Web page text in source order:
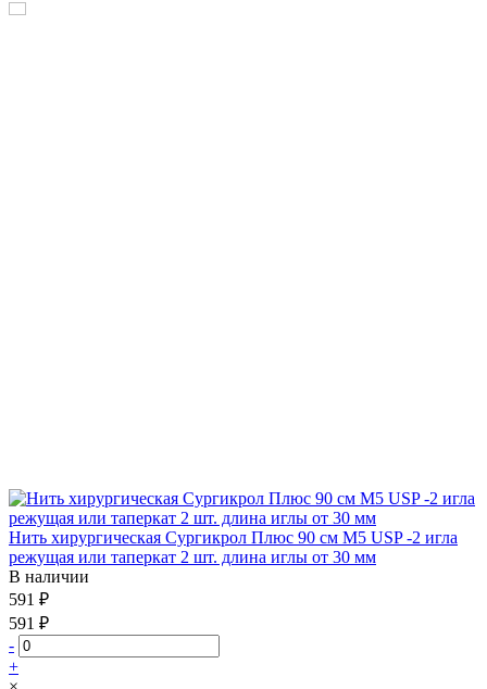
Нить хирургическая Сургикрол Плюс 90 см М5 USP -2 игла
режущая или таперкат 2 шт. длина иглы от 30 мм
В наличии
591 ₽
591 ₽
-
+